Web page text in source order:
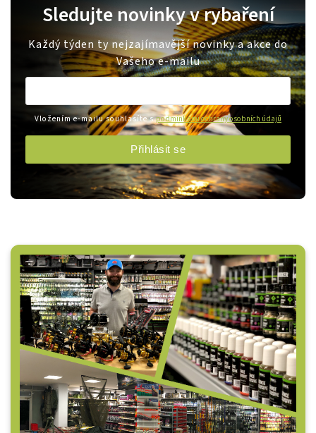
Sledujte novinky v rybaření
Každý týden ty nejzajímavější novinky a akce do
Vašeho e-mailu
Vložením e-mailu souhlasíte spodmínkami ochrany osobních údajů
Přihlásit se